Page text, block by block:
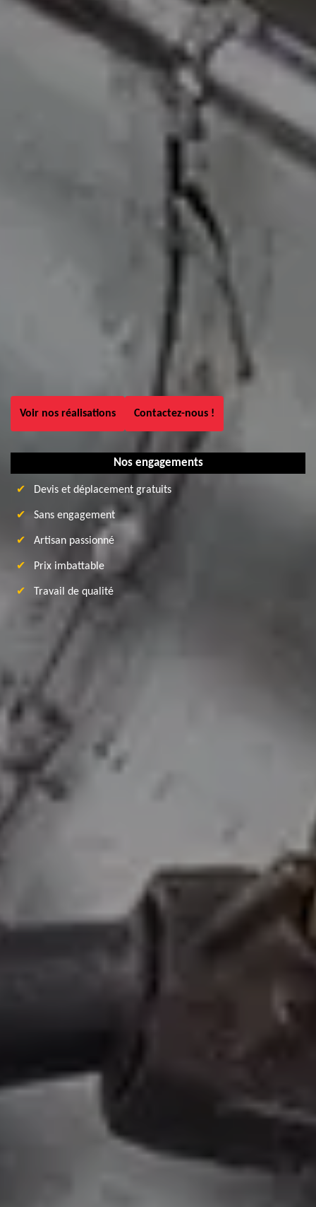
Voir nos réalisations Contactez-nous !
Nos engagements
Devis et déplacement gratuits
Sans engagement
Artisan passionné
Prix imbattable
Travail de qualité